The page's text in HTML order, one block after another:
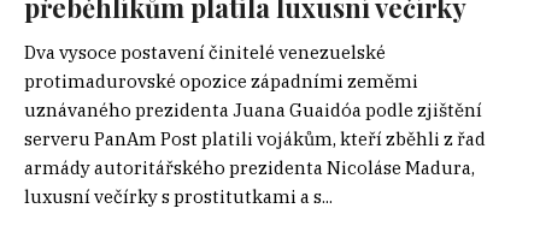
Dva vysoce postavení činitelé venezuelské
protimadurovské opozice západními zeměmi
uznávaného prezidenta Juana Guaidóa podle zjištění
serveru PanAm Post platili vojákům, kteří zběhli z řad
armády autoritářského prezidenta Nicoláse Madura,
luxusní večírky s prostitutkami a s...